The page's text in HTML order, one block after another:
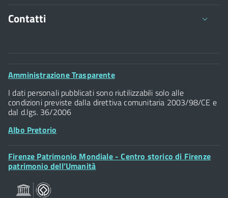
Contatti
Comune di Firenze
Palazzo Vecchio
Piazza della Signoria - 50122, Firenze
P.IVA 01307110484
Posta Elettronica Certificata
Footer
Amministrazione Trasparente
I dati personali pubblicati sono riutilizzabili solo alle
condizioni previste dalla direttiva comunitaria 2003/98/CE e
dal d.lgs. 36/2006
Albo Pretorio
Footer
Widget
Firenze Patrimonio Mondiale - Centro storico di Firenze
patrimonio dell’Umanità